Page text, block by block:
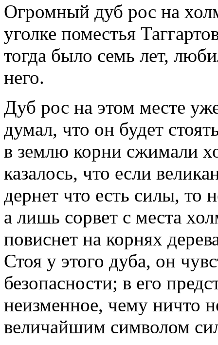
Огромный дуб рос на
уголке поместья
тогда было семь лет,
него.
Дуб рос на этом месте
думал, что он будет
в землю корни сжимали
казалось, что если
дернет что есть силы, то
а лишь сорвет с места
повиснет на корнях
Стоя у этого дуба, он
безопасности; в его
неизменное, чему ничто
величайшим символом